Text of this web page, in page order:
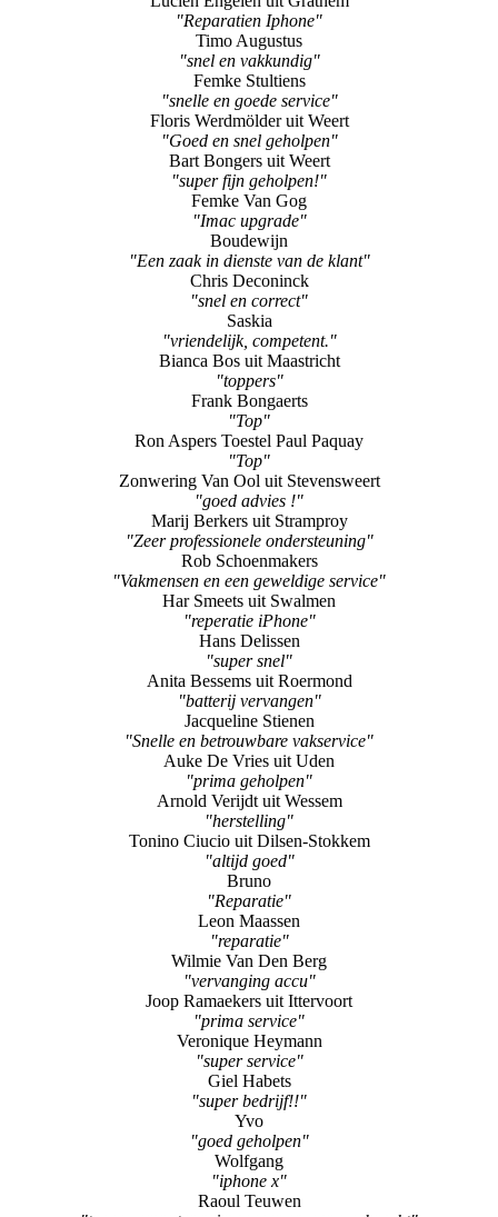
"Reparatien Iphone"
Timo Augustus
"snel en vakkundig"
Femke Stultiens
"snelle en goede service"
Floris Werdmölder uit Weert
"Goed en snel geholpen"
Bart Bongers uit Weert
"super fijn geholpen!"
Femke Van Gog
"Imac upgrade"
Boudewijn
"Een zaak in dienste van de klant"
Chris Deconinck
"snel en correct"
Saskia
"vriendelijk, competent."
Bianca Bos uit Maastricht
"toppers"
Frank Bongaerts
"Top"
Ron Aspers Toestel Paul Paquay
"Top"
Zonwering Van Ool uit Stevensweert
"goed advies !"
Marij Berkers uit Stramproy
"Zeer professionele ondersteuning"
Rob Schoenmakers
"Vakmensen en een geweldige service"
Har Smeets uit Swalmen
"reperatie iPhone"
Hans Delissen
"super snel"
Anita Bessems uit Roermond
"batterij vervangen"
Jacqueline Stienen
"Snelle en betrouwbare vakservice"
Auke De Vries uit Uden
"prima geholpen"
Arnold Verijdt uit Wessem
"herstelling"
Tonino Ciucio uit Dilsen-Stokkem
"altijd goed"
Bruno
"Reparatie"
Leon Maassen
"reparatie"
Wilmie Van Den Berg
"vervanging accu"
Joop Ramaekers uit Ittervoort
"prima service"
Veronique Heymann
"super service"
Giel Habets
"super bedrijf!!"
Yvo
"goed geholpen"
Wolfgang
"iphone x"
Raoul Teuwen